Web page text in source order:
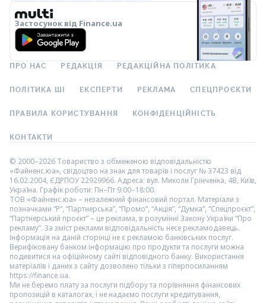
Застосунок від Finance.ua
ПРО НАС РЕДАКЦІЯ РЕДАКЦІЙНА ПОЛІТИКА
ПОЛІТИКА ШІ ЕКСПЕРТИ РЕКЛАМА СПЕЦПРОЄКТИ
ПРАВИЛА КОРИСТУВАННЯ КОНФІДЕНЦІЙНІСТЬ
КОНТАКТИ
© 2000–2026 Товариство з обмеженою відповідальністю
«Файненс.юа», свідоцтво на знак для товарів і послуг № 37423 від
16.02.2004, ЄДРПОУ 22929966. Адреса: вул. Миколи Грінченка, 4В, Київ,
Україна. Графік роботи: Пн–Пт 9:00–18:00.
ТОВ «Файненс.юа» – незалежний фінансовий портал. Матеріали з
позначками “Р”, “Партнерська”, “Промо”, “Акція”, “Думка”, “Спецпроєкт”,
“Партнерський проєкт” – це реклама, в розумінні Закону України “Про
рекламу”. За зміст реклами відповідальність несе рекламодавець.
Інформація на даній сторінці не є рекламою банківських послуг.
Верифіковану банком інформацію про продукти та послуги можна
подивитися на офіційному сайті відповідного банку. Використання
матеріалів і даних з сайту дозволено тільки з гіперпосиланням
https://finance.ua.
Ми не беремо плату за послуги підбору та порівняння фінансових
пропозицій в каталогах, і не надаємо послуги кредитування,